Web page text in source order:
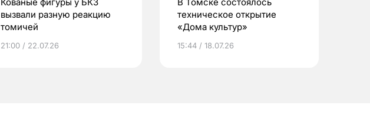
вызвали разную реакцию
томичей
21:00 / 22.07.26
техническое открытие
«Дома культур»
15:44 / 18.07.26